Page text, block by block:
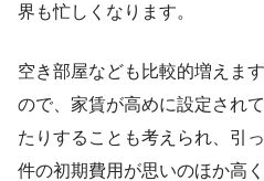
界も忙しくなります。
空き部屋なども比較的増えま
ので、家賃が高めに設定され
たりすることも考えられ、引
件の初期費用が思いのほか高く